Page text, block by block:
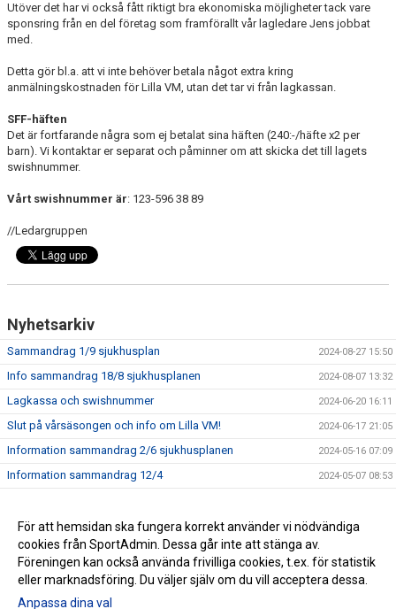
Utöver det har vi också fått riktigt bra ekonomiska möjligheter tack vare
sponsring från en del företag som framförallt vår lagledare Jens jobbat
med.
Detta gör bl.a. att vi inte behöver betala något extra kring
anmälningskostnaden för Lilla VM, utan det tar vi från lagkassan.
SFF-häften
Det är fortfarande några som ej betalat sina häften (240:-/häfte x2 per
barn). Vi kontaktar er separat och påminner om att skicka det till lagets
swishnummer.
Vårt swishnummer är: 123-596 38 89
//Ledargruppen
Nyhetsarkiv
Sammandrag 1/9 sjukhusplan 2024-08-27 15:50
Info sammandrag 18/8 sjukhusplanen 2024-08-07 13:32
Lagkassa och swishnummer 2024-06-20 16:11
Slut på vårsäsongen och info om Lilla VM! 2024-06-17 21:05
Information sammandrag 2/6 sjukhusplanen 2024-05-16 07:09
Information sammandrag 12/4 2024-05-07 08:53
Lilla VM 28-30 juni 2024-04-29 09:46
Information 14/4 2024-04-14 21:45
För att hemsidan ska fungera korrekt använder vi nödvändiga
cookies från SportAdmin. Dessa går inte att stänga av.
Föreningen kan också använda frivilliga cookies, t.ex. för statistik
eller marknadsföring. Du väljer själv om du vill acceptera dessa.
Anpassa dina val